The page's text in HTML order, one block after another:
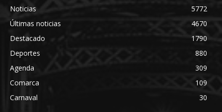
Noticias
5772
Últimas noticias
4670
Destacado
1790
Deportes
880
Agenda
309
Comarca
109
Carnaval
30